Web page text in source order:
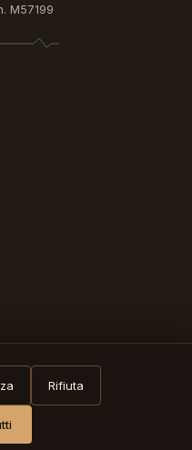
M57199
Rifiuta